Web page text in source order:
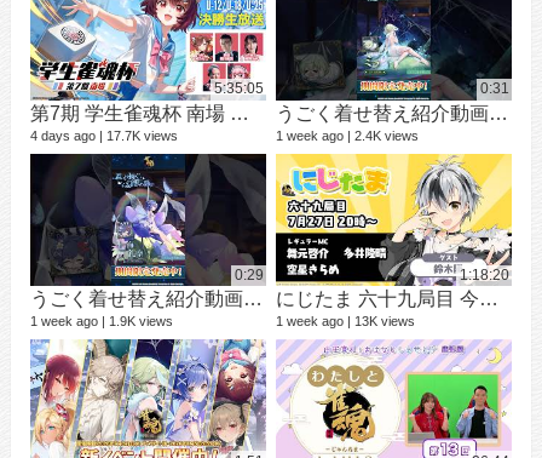
5:35:05
第7期 学生雀魂杯 南場 決勝
4 days ago 17.7K views
0:31
うごく着せ替え紹介動画 ミラ #shorts
1 week ago 2.4K views
0:29
うごく着せ替え紹介動画 七海 礼奈 #shorts
1 week ago 1.9K views
1:18:20
にじたま 六十九局目 今日は何のルールで遊ぼうかにゃ？
1 week ago 13K views